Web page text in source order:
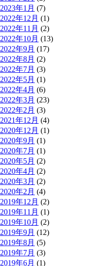
2023年1月 (7)
2022年12月 (1)
2022年11月 (2)
2022年10月 (13)
2022年9月 (17)
2022年8月 (2)
2022年7月 (3)
2022年5月 (1)
2022年4月 (6)
2022年3月 (23)
2022年2月 (3)
2021年12月 (4)
2020年12月 (1)
2020年9月 (1)
2020年7月 (1)
2020年5月 (2)
2020年4月 (2)
2020年3月 (2)
2020年2月 (4)
2019年12月 (2)
2019年11月 (1)
2019年10月 (2)
2019年9月 (12)
2019年8月 (5)
2019年7月 (3)
2019年6月 (1)